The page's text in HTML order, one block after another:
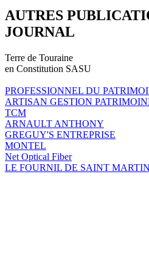
AUTRES
JOURNAL
Terre de Touraine
en Constitution SASU
PROFESSIONNEL DU
ARTISAN GESTION
TCM
ARNAULT ANTHONY
GREGUY'S ENTREPRISE
MONTEL
Net Optical Fiber
LE FOURNIL DE SAINT MARTIN